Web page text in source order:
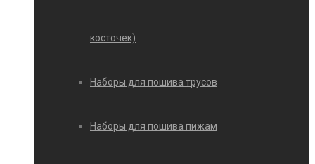
косточек)
Наборы для пошива трусов
Наборы для пошива пижам